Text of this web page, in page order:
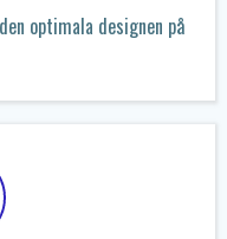
optimala designen på